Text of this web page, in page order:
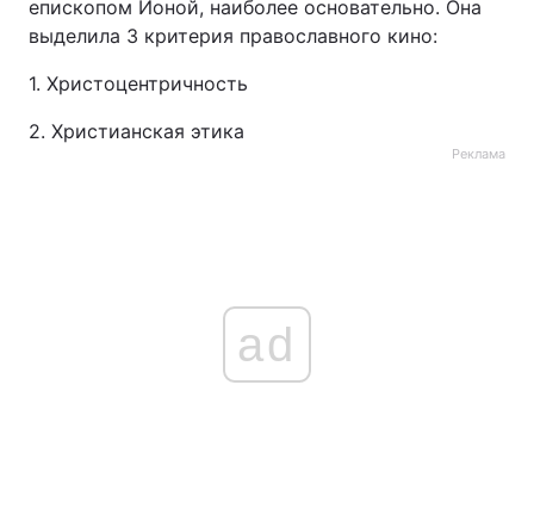
епископом Ионой, наиболее основательно. Она
выделила 3 критерия православного кино:
1. Христоцентричность
2. Христианская этика
Реклама
ad